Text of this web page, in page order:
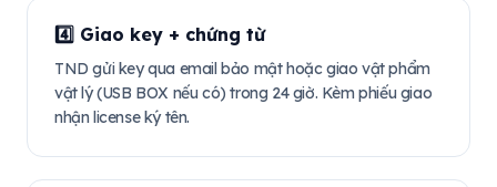
4️⃣ Giao key + chứng từ
TND gửi key qua email bảo mật hoặc giao vật phẩm
vật lý (USB BOX nếu có) trong 24 giờ. Kèm phiếu giao
nhận license ký tên.